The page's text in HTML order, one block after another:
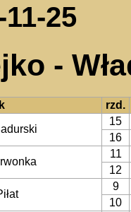
25
-
rzd.
15
16
11
12
9
10